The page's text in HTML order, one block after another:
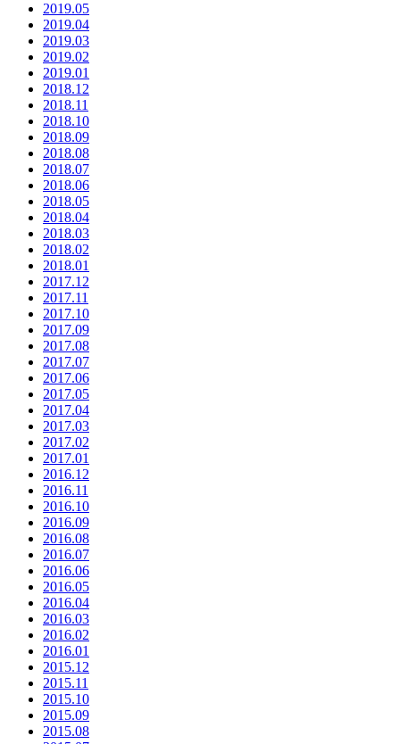
2019.05
2019.04
2019.03
2019.02
2019.01
2018.12
2018.11
2018.10
2018.09
2018.08
2018.07
2018.06
2018.05
2018.04
2018.03
2018.02
2018.01
2017.12
2017.11
2017.10
2017.09
2017.08
2017.07
2017.06
2017.05
2017.04
2017.03
2017.02
2017.01
2016.12
2016.11
2016.10
2016.09
2016.08
2016.07
2016.06
2016.05
2016.04
2016.03
2016.02
2016.01
2015.12
2015.11
2015.10
2015.09
2015.08